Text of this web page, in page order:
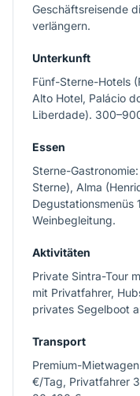
Geschäftsreisende
verlängern.
Unterkunft
Fünf-Sterne-Hotels
Alto Hotel, Palácio
Liberdade).
Essen
Sterne-
Sterne), Alma
Degustationsmenüs
Weinbegleitung.
Aktivitäten
Private Sintra-Tour
mit Privatfahrer,
privates Segelboot
Transport
Premium-
€/Tag, Privatfahrer